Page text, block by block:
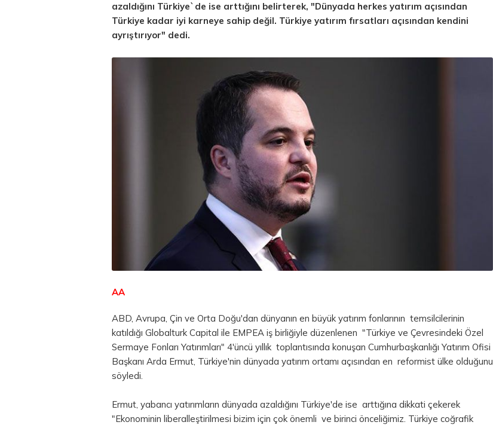
azaldığını Türkiye`de ise arttığını belirterek, "Dünyada herkes yatırım açısından
Türkiye kadar iyi karneye sahip değil. Türkiye yatırım fırsatları açısından kendini
ayrıştırıyor" dedi.
AA
ABD, Avrupa, Çin ve Orta Doğu'dan dünyanın en büyük yatırım fonlarının temsilcilerinin
katıldığı Globalturk Capital ile EMPEA iş birliğiyle düzenlenen "Türkiye ve Çevresindeki Özel
Sermaye Fonları Yatırımları" 4'üncü yıllık toplantısında konuşan Cumhurbaşkanlığı Yatırım Ofisi
Başkanı Arda Ermut, Türkiye'nin dünyada yatırım ortamı açısından en reformist ülke olduğunu
söyledi.
Ermut, yabancı yatırımların dünyada azaldığını Türkiye'de ise arttığına dikkati çekerek
"Ekonominin liberalleştirilmesi bizim için çok önemli ve birinci önceliğimiz. Türkiye coğrafik